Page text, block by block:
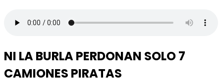
NI LA BURLA PERDONAN SOLO 7
CAMIONES PIRATAS